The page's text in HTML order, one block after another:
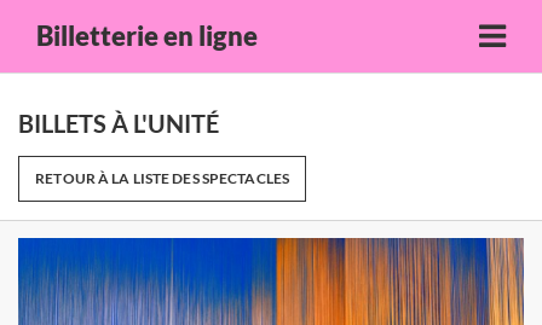
Billetterie en ligne
BILLETS À L'UNITÉ
RETOUR À LA LISTE DES SPECTACLES